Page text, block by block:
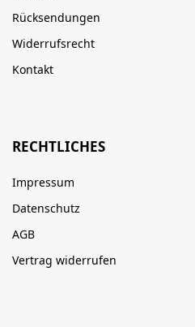
Rücksendungen
Widerrufsrecht
Kontakt
RECHTLICHES
Impressum
Datenschutz
AGB
Vertrag widerrufen